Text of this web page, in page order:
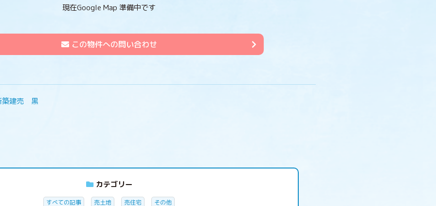
現在Google Map 準備中です
この物件への問い合わせ
建売 黒
カテゴリー
すべての記事 売土地 売住宅 その他